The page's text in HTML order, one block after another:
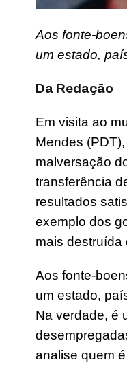
Aos fonte-
um estado,
Da Redação
Em visita ao
Mendes
malversação
transferência
resultados
exemplo dos
mais destruída
Aos fonte-
um estado,
Na verdade, é
analise quem